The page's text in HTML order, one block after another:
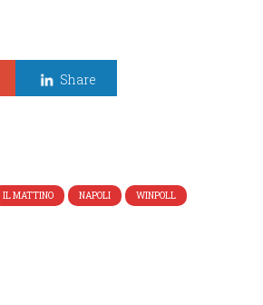
Share
IL MATTINO NAPOLI WINPOLL